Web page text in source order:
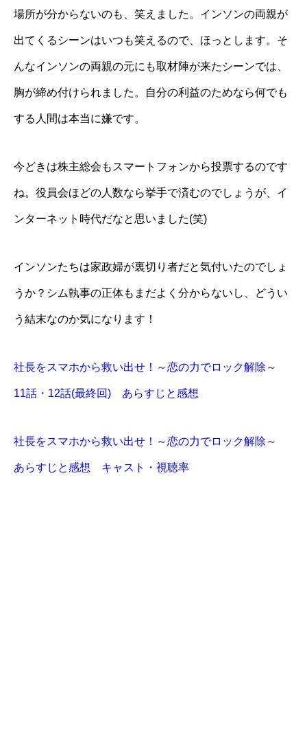
場所が分からないのも、笑えました。インソンの両親が
出てくるシーンはいつも笑えるので、ほっとします。そ
んなインソンの両親の元にも取材陣が来たシーンでは、
胸が締め付けられました。自分の利益のためなら何でも
する人間は本当に嫌です。
今どきは株主総会もスマートフォンから投票するのです
ね。役員会ほどの人数なら挙手で済むのでしょうが、イ
ンターネット時代だなと思いました(笑)
インソンたちは家政婦が裏切り者だと気付いたのでしょ
うか？シム執事の正体もまだよく分からないし、どうい
う結末なのか気になります！
社長をスマホから救い出せ！～恋の力でロック解除～
11話・12話(最終回) あらすじと感想
社長をスマホから救い出せ！～恋の力でロック解除～
あらすじと感想 キャスト・視聴率